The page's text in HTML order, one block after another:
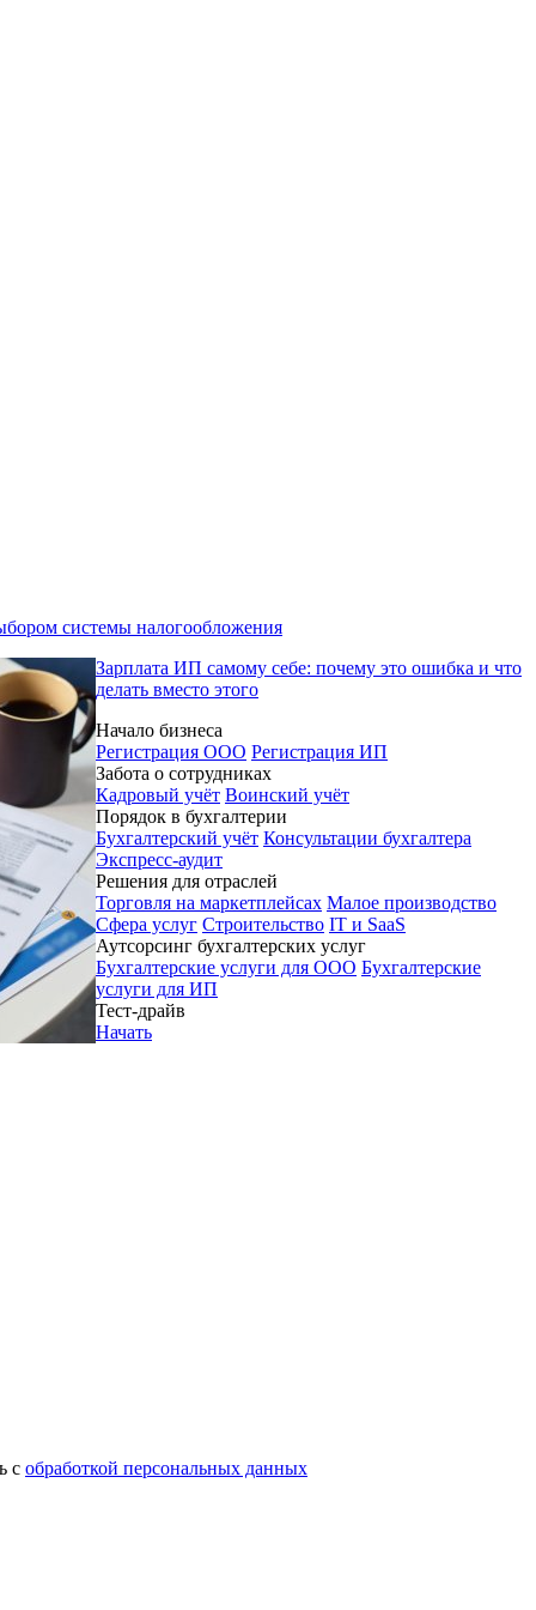
системы налогообложения
Зарплата ИП самому себе: почему это ошибка и что
делать вместо этого
Начало бизнеса
Регистрация ООО Регистрация ИП
Забота о сотрудниках
Кадровый учёт Воинский учёт
Порядок в бухгалтерии
Бухгалтерский учёт Консультации бухгалтера
Экспресс-аудит
Решения для отраслей
Торговля на маркетплейсах Малое производство
Сфера услуг Строительство IT и SaaS
Аутсорсинг бухгалтерских услуг
Бухгалтерские услуги для ООО Бухгалтерские
услуги для ИП
Тест-драйв
Начать
с обработкой персональных данных